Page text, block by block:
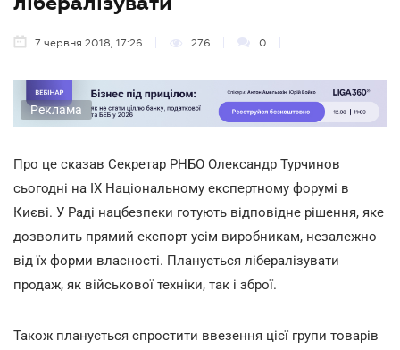
7 червня 2018, 17:26 276 0
Реклама
Про це сказав Секретар РНБО Олександр Турчинов
сьогодні на IX Національному експертному форумі в
Києві. У Раді нацбезпеки готують відповідне рішення, яке
дозволить прямий експорт усім виробникам, незалежно
від їх форми власності. Планується лібералізувати
продаж, як військової техніки, так і зброї.
Також планується спростити ввезення цієї групи товарів